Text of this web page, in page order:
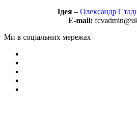
Ідея – Олександр
E-mail:
Ми в соціальних мережах